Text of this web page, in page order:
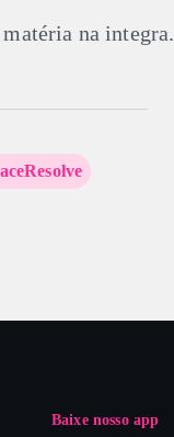
na integra.
Baixe nosso app